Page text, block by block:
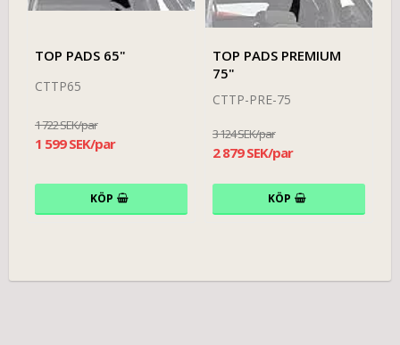
TOP PADS 65"
CTTP65
1 722 SEK/par
1 599 SEK/par
KÖP
TOP PADS PREMIUM
75"
CTTP-PRE-75
3 124 SEK/par
2 879 SEK/par
KÖP